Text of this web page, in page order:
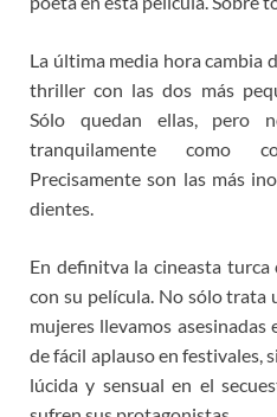
La última media hora cambia
thriller con las dos más
Sólo quedan ellas, pero
tranquilamente como
Precisamente son las más
dientes.
En definitva la cineasta
con su película. No sólo trata
mujeres llevamos asesinadas
de fácil aplauso en festivales,
lúcida y sensual en el